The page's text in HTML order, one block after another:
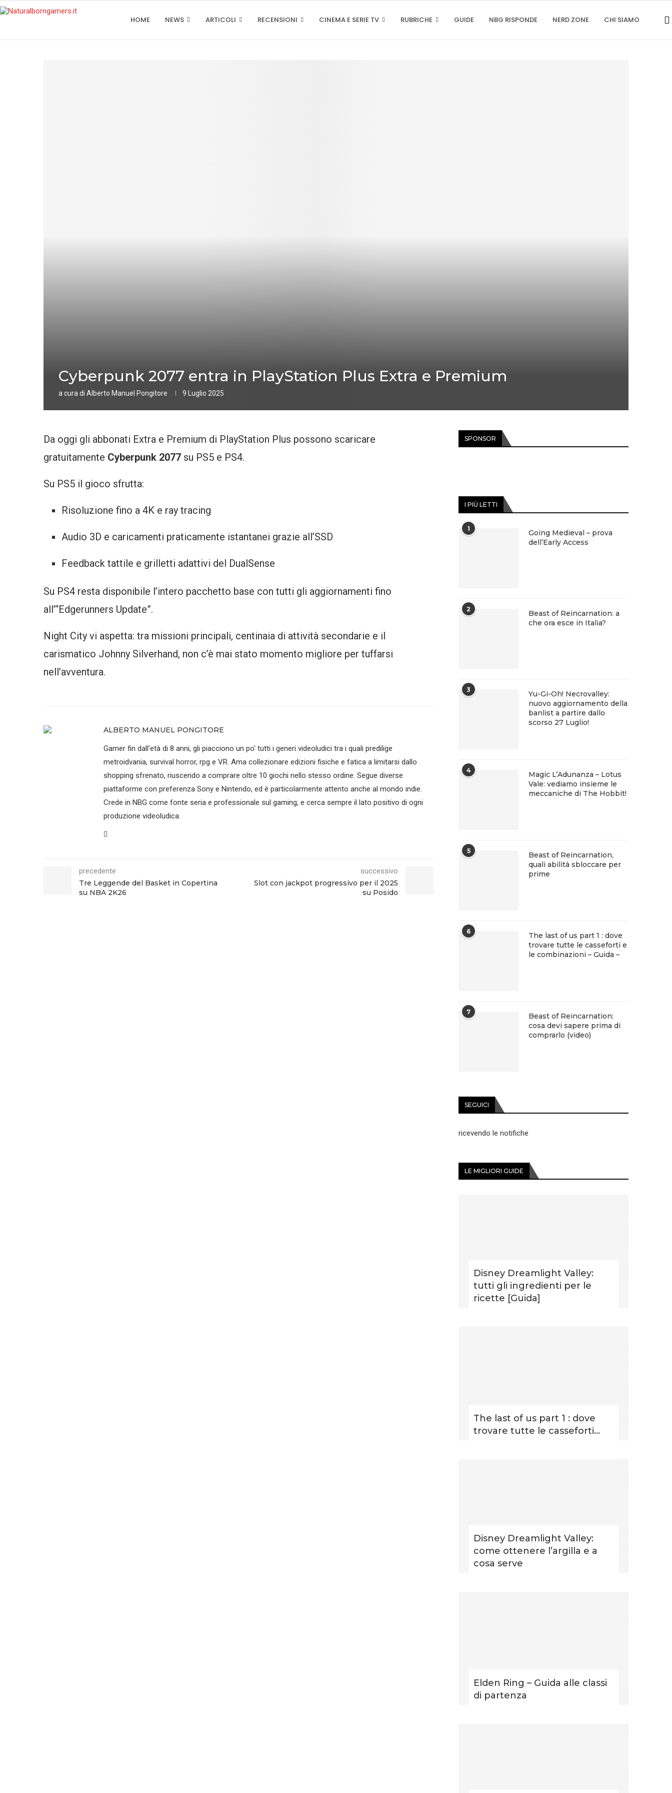
HOME NEWS ARTICOLI RECENSIONI CINEMA E SERIE TV RUBRICHE GUIDE NBG RISPONDE NERD ZONE CHI SIAMO
Cyberpunk 2077 entra in PlayStation Plus Extra e Premium
a cura di Alberto Manuel Pongitore 9 Luglio 2025
Da oggi gli abbonati Extra e Premium di PlayStation Plus possono scaricare
gratuitamente Cyberpunk 2077 su PS5 e PS4.
Su PS5 il gioco sfrutta:
Risoluzione fino a 4K e ray tracing
Audio 3D e caricamenti praticamente istantanei grazie all’SSD
Feedback tattile e grilletti adattivi del DualSense
Su PS4 resta disponibile l’intero pacchetto base con tutti gli aggiornamenti fino
all’“Edgerunners Update”.
Night City vi aspetta: tra missioni principali, centinaia di attività secondarie e il
carismatico Johnny Silverhand, non c’è mai stato momento migliore per tuffarsi
nell’avventura.
ALBERTO MANUEL PONGITORE
Gamer fin dall'età di 8 anni, gli piacciono un po' tutti i generi videoludici tra i quali predilige
metroidvania, survival horror, rpg e VR. Ama collezionare edizioni fisiche e fatica a limitarsi dallo
shopping sfrenato, riuscendo a comprare oltre 10 giochi nello stesso ordine. Segue diverse
piattaforme con preferenza Sony e Nintendo, ed è particolarmente attento anche al mondo indie.
Crede in NBG come fonte seria e professionale sul gaming, e cerca sempre il lato positivo di ogni
produzione videoludica.
precedente
Tre Leggende del Basket in Copertina
su NBA 2K26
successivo
Slot con jackpot progressivo per il 2025
su Posido
SPONSOR
I PIÙ LETTI
1
Going Medieval – prova
dell’Early Access
2
Beast of Reincarnation: a
che ora esce in Italia?
3
Yu-Gi-Oh! Necrovalley:
nuovo aggiornamento della
banlist a partire dallo
scorso 27 Luglio!
4
Magic L’Adunanza – Lotus
Vale: vediamo insieme le
meccaniche di The Hobbit!
5
Beast of Reincarnation,
quali abilità sbloccare per
prime
6
The last of us part 1 : dove
trovare tutte le casseforti e
le combinazioni – Guida –
7
Beast of Reincarnation:
cosa devi sapere prima di
comprarlo (video)
SEGUICI
ricevendo le notifiche
LE MIGLIORI GUIDE
Disney Dreamlight Valley:
tutti gli ingredienti per le
ricette [Guida]
The last of us part 1 : dove
trovare tutte le casseforti...
Disney Dreamlight Valley:
come ottenere l’argilla e a
cosa serve
Elden Ring – Guida alle classi
di partenza